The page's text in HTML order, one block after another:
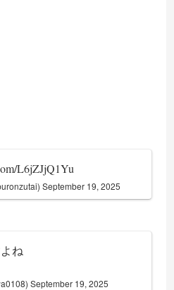
L6jZJjQ1Yu
September 19, 2025
ね
September 19, 2025